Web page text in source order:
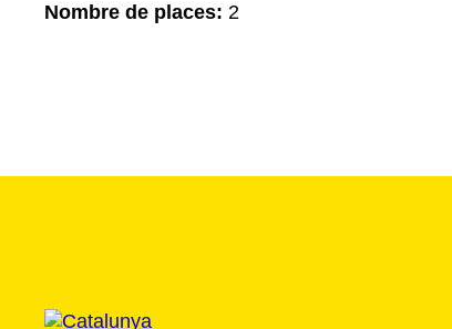
Nombre de places: 2